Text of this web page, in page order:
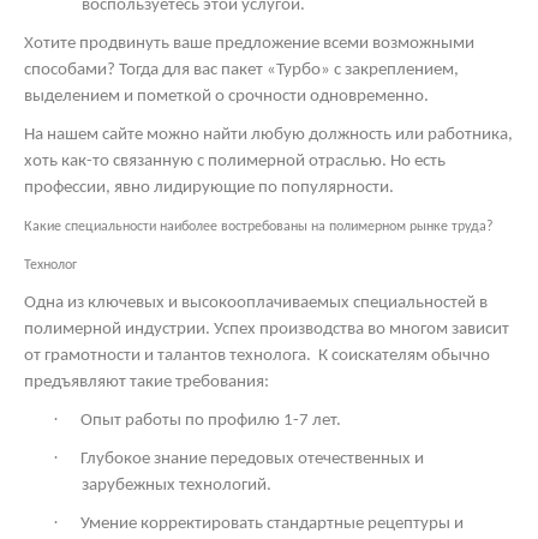
воспользуетесь этой услугой.
Хотите продвинуть ваше предложение всеми возможными
способами? Тогда для вас пакет «Турбо» с закреплением,
выделением и пометкой о срочности одновременно.
На нашем сайте можно найти любую должность или работника,
хоть как-то связанную с полимерной отраслью. Но есть
профессии, явно лидирующие по популярности.
Какие специальности наиболее востребованы на полимерном рынке труда?
Технолог
Одна из ключевых и высокооплачиваемых специальностей в
полимерной индустрии. Успех производства во многом зависит
от грамотности и талантов технолога. К соискателям обычно
предъявляют такие требования:
· Опыт работы по профилю 1-7 лет.
·
Глубокое знание передовых отечественных и
зарубежных технологий.
·
Умение корректировать стандартные рецептуры и